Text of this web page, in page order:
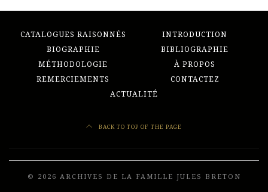
CATALOGUES RAISONNÉS
INTRODUCTION
BIOGRAPHIE
BIBLIOGRAPHIE
MÉTHODOLOGIE
À PROPOS
REMERCIEMENTS
CONTACTEZ
ACTUALITÉ
BACK TO TOP OF THE PAGE
© 2026 ARCHIVES DE LA FAMILLE JULES BRETON